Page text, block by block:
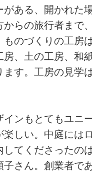
がある、開かれた
からの旅行者まで
ものづくりの工房
房、土の工房、和
ます。工房の見学
インもとてもユニ
楽しい。中庭には
してくださったの
子さん。創業者で